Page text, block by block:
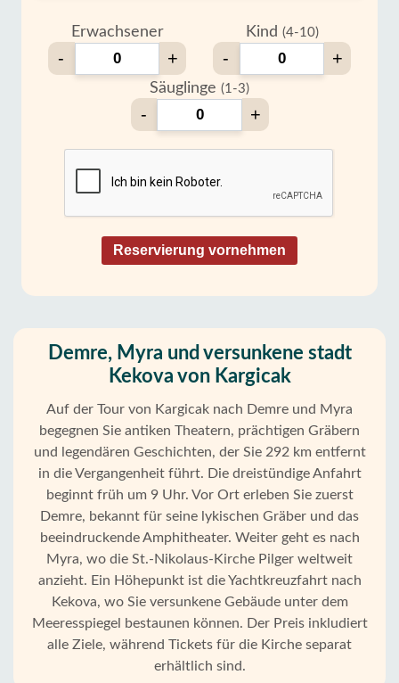
Startseite
Erwachsener
- +
Kind (4-10)
- +
Säuglinge (1-3)
- +
Reservierung vornehmen
Demre, Myra und versunkene stadt
Kekova von Kargicak
Auf der Tour von Kargicak nach Demre und Myra
begegnen Sie antiken Theatern, prächtigen Gräbern
und legendären Geschichten, der Sie 292 km entfernt
in die Vergangenheit führt. Die dreistündige Anfahrt
beginnt früh um 9 Uhr. Vor Ort erleben Sie zuerst
Demre, bekannt für seine lykischen Gräber und das
beeindruckende Amphitheater. Weiter geht es nach
Myra, wo die St.-Nikolaus-Kirche Pilger weltweit
anzieht. Ein Höhepunkt ist die Yachtkreuzfahrt nach
Kekova, wo Sie versunkene Gebäude unter dem
Meeresspiegel bestaunen können. Der Preis inkludiert
alle Ziele, während Tickets für die Kirche separat
erhältlich sind.